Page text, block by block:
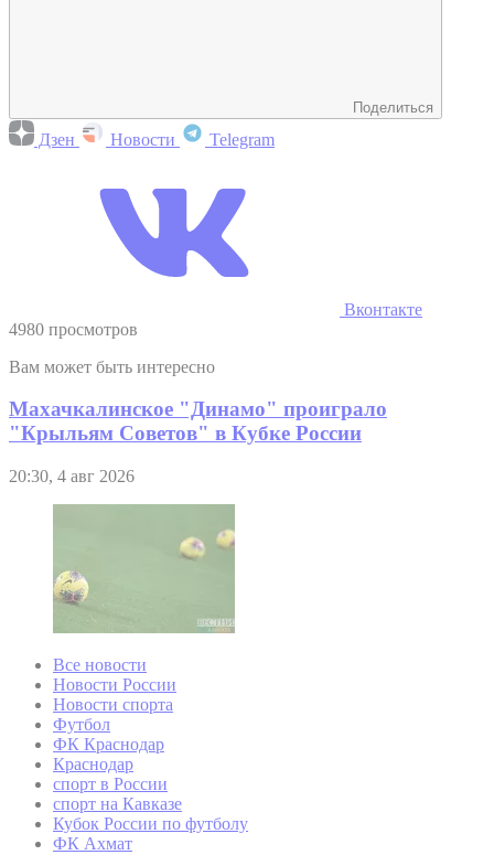
Поделиться
Дзен Новости Telegram
Вконтакте
4980 просмотров
Вам может быть интересно
Махачкалинское "Динамо" проиграло
"Крыльям Советов" в Кубке России
20:30, 4 авг 2026
Все новости
Новости России
Новости спорта
Футбол
ФК Краснодар
Краснодар
спорт в России
спорт на Кавказе
Кубок России по футболу
ФК Ахмат